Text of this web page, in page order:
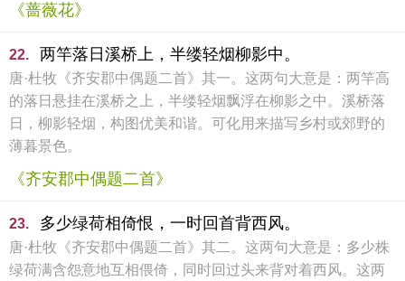
《蔷薇花》
22. 两竿落日溪桥上，半缕轻烟柳影中。
唐·杜牧《齐安郡中偶题二首》其一。这两句大意是：两竿高
的落日悬挂在溪桥之上，半缕轻烟飘浮在柳影之中。溪桥落
日，柳影轻烟，构图优美和谐。可化用来描写乡村或郊野的
薄暮景色。
《齐安郡中偶题二首》
23. 多少绿荷相倚恨，一时回首背西风。
唐·杜牧《齐安郡中偶题二首》其二。这两句大意是：多少株
绿荷满含怨意地互相偎倚，同时回过头来背对着西风。这两